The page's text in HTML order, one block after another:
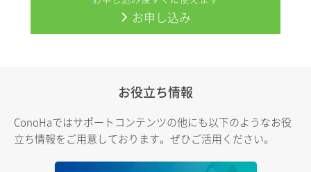
お申し込み
お役立ち情報
ConoHaではサポートコンテンツの他にも以下のようなお役
立ち情報をご用意しております。ぜひご活用ください。